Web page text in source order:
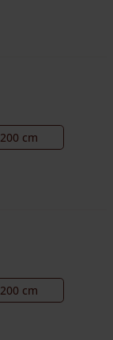
200 cm
200 cm